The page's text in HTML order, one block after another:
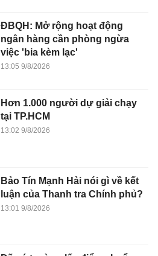
ĐBQH: Mở rộng hoạt động
ngân hàng cần phòng ngừa
việc 'bia kèm lạc'
13:05 9/8/2026
Hơn 1.000 người dự giải chạy
tại TP.HCM
13:02 9/8/2026
Bảo Tín Mạnh Hải nói gì về kết
luận của Thanh tra Chính phủ?
13:01 9/8/2026